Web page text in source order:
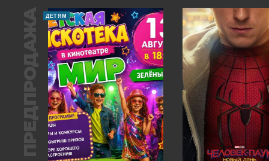
ПРЕДПРОДАЖА ДЕТЯМ